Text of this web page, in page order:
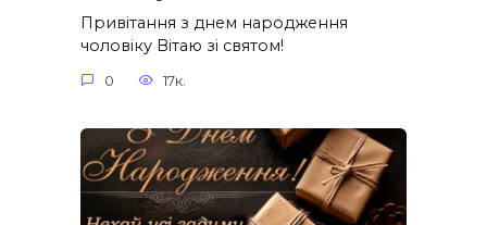
Привітання з днем народження
чоловіку Вітаю зі святом!
0 17к.